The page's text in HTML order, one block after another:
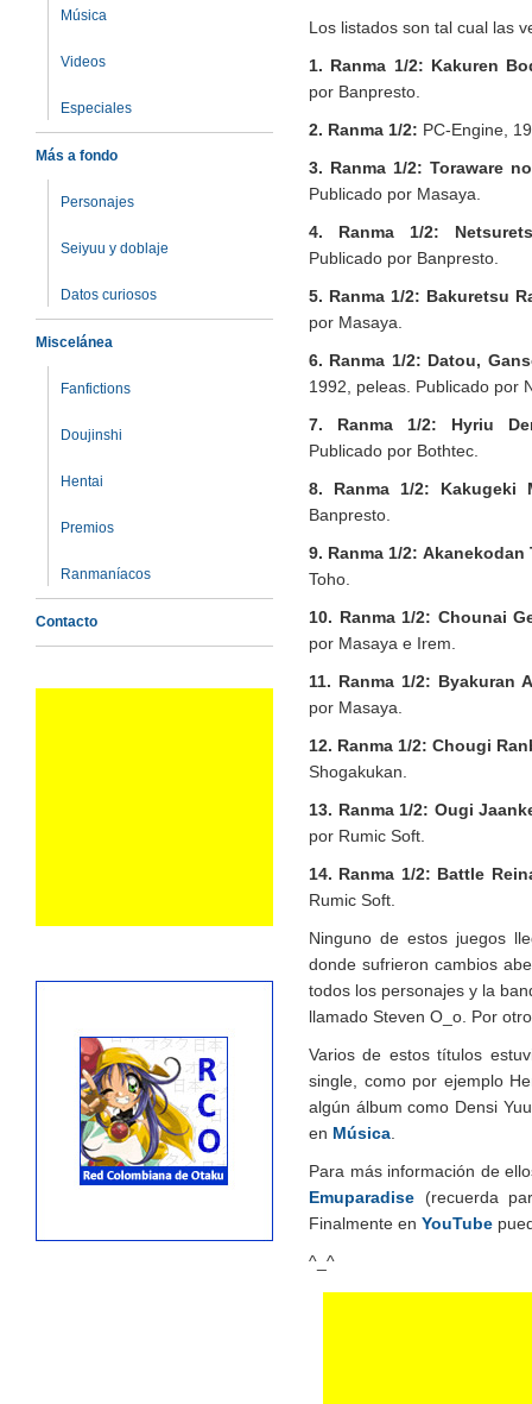
Música
Videos
Especiales
Más a fondo
Personajes
Seiyuu y doblaje
Datos curiosos
Miscelánea
Fanfictions
Doujinshi
Hentai
Premios
Ranmaníacos
Contacto
Los listados son tal cual las
1. Ranma 1/2: Kakuren
por Banpresto.
2. Ranma 1/2: PC-Engine,
3. Ranma 1/2: Toraware
Publicado por Masaya.
4. Ranma 1/2:
Publicado por Banpresto.
5. Ranma 1/2: Bakuretsu
por Masaya.
6. Ranma 1/2: Datou,
1992, peleas. Publicado por
7. Ranma 1/2: Hyriu
Publicado por Bothtec.
8. Ranma 1/2: Kakugeki
Banpresto.
9. Ranma 1/2: Akanekodan
Toho.
10. Ranma 1/2: Chounai
por Masaya e Irem.
11. Ranma 1/2: Byakuran
por Masaya.
12. Ranma 1/2: Chougi
Shogakukan.
13. Ranma 1/2: Ougi
por Rumic Soft.
14. Ranma 1/2: Battle
Rumic Soft.
Ninguno de estos juegos
donde sufrieron cambios
todos los personajes y la
llamado Steven O_o. Por
Varios de estos títulos
single, como por ejemplo
algún álbum como Densi
en Música
Para más información de
Emuparadise (recuerda
Finalmente en YouTube
^_^